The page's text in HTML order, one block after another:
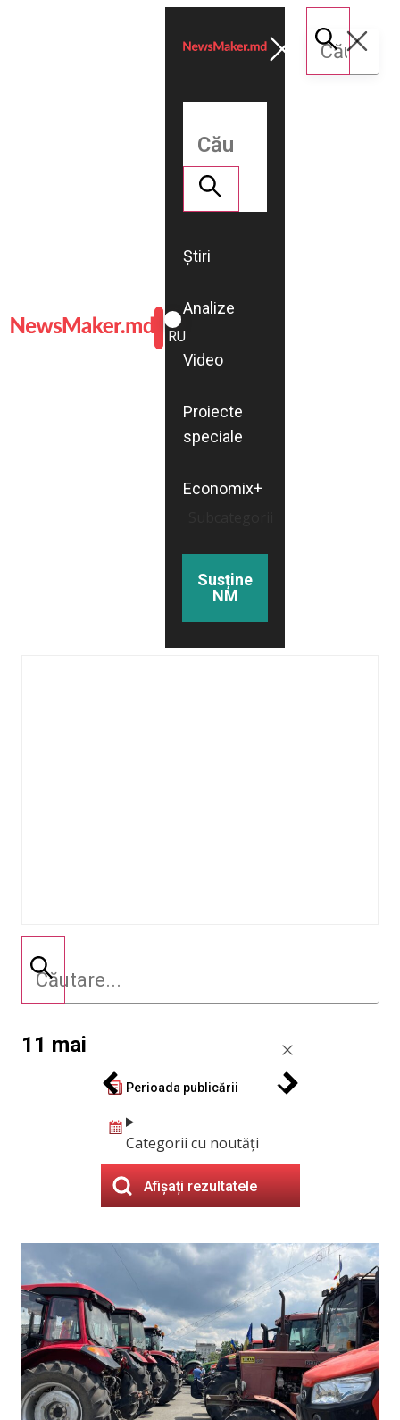
ROMÂNĂ
RU
Știri
Analize
Video
Proiecte
speciale
Economix+
Susține
NM
11 mai
Perioada publicării
Categorii cu noutăți
Afișați rezultatele